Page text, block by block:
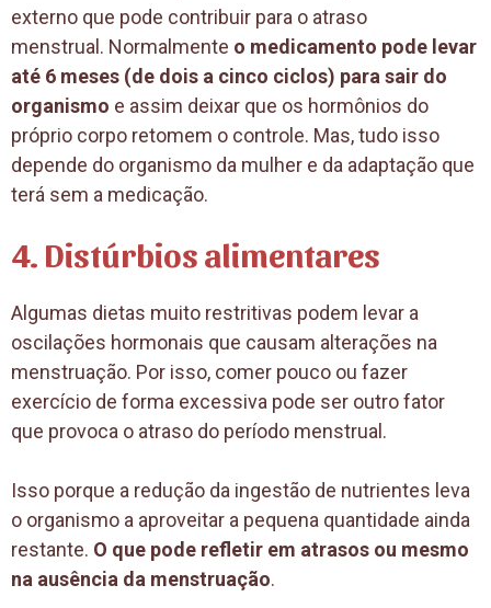
externo que pode contribuir para o atraso
menstrual. Normalmente o medicamento pode levar
até 6 meses (de dois a cinco ciclos) para sair do
organismo e assim deixar que os hormônios do
próprio corpo retomem o controle. Mas, tudo isso
depende do organismo da mulher e da adaptação que
terá sem a medicação.
4. Distúrbios alimentares
Algumas dietas muito restritivas podem levar a
oscilações hormonais que causam alterações na
menstruação. Por isso, comer pouco ou fazer
exercício de forma excessiva pode ser outro fator
que provoca o atraso do período menstrual.
Isso porque a redução da ingestão de nutrientes leva
o organismo a aproveitar a pequena quantidade ainda
restante. O que pode refletir em atrasos ou mesmo
na ausência da menstruação.